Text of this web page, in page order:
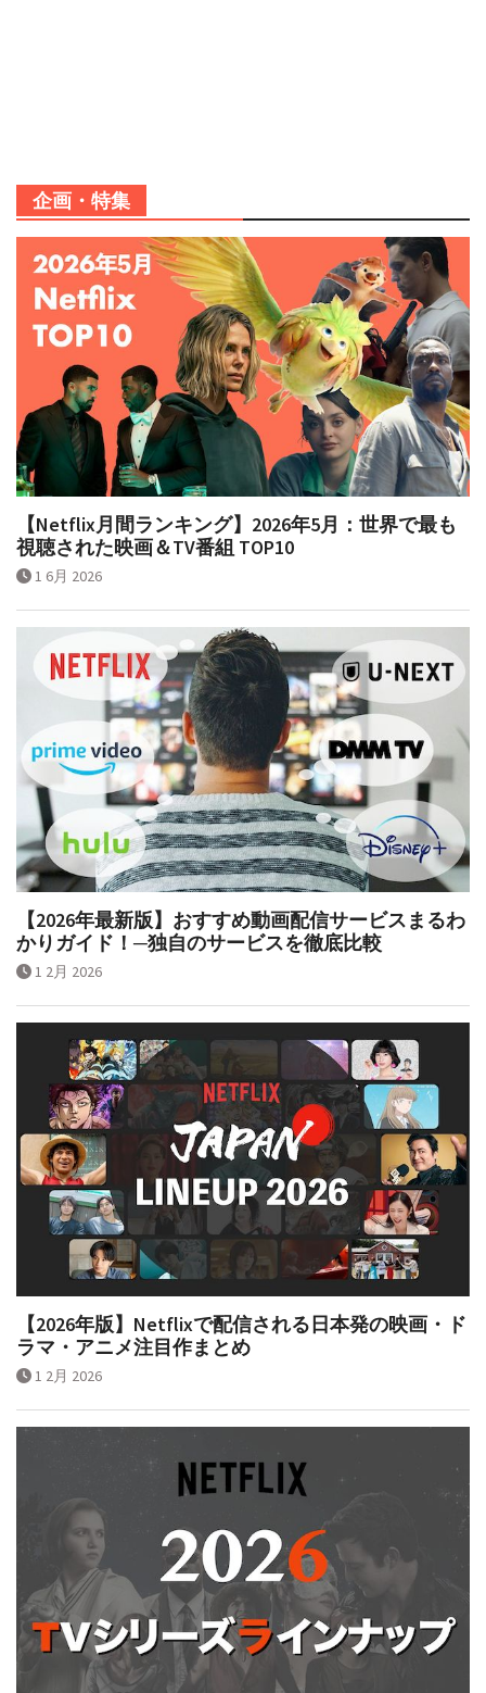
企画・特集
【Netflix月間ランキング】2026年5月：世界で最も
視聴された映画＆TV番組 TOP10
1 6月 2026
【2026年最新版】おすすめ動画配信サービスまるわ
かりガイド！─独自のサービスを徹底比較
1 2月 2026
【2026年版】Netflixで配信される日本発の映画・ド
ラマ・アニメ注目作まとめ
1 2月 2026